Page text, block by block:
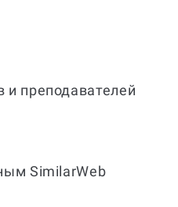
и преподавателей
SimilarWeb